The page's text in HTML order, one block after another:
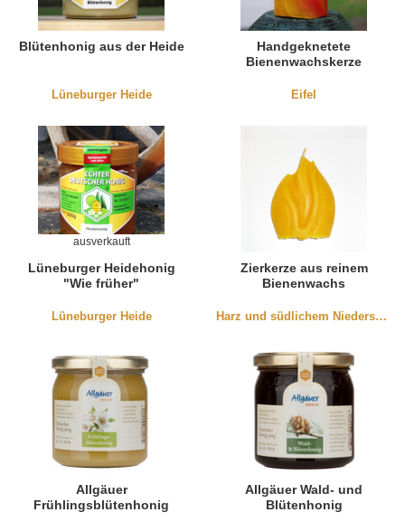
Blütenhonig aus der Heide
Lüneburger Heide
Handgeknetete
Bienenwachskerze
Eifel
Lüneburger Heidehonig
"Wie früher"
Lüneburger Heide
ausverkauft
Zierkerze aus reinem
Bienenwachs
Harz und südlichem Niedersachen
Allgäuer
Frühlingsblütenhonig
Allgäuer Wald- und
Blütenhonig